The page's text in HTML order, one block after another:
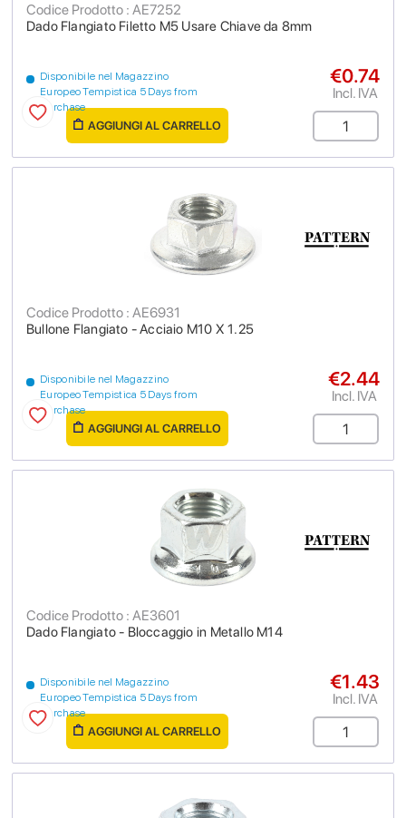
Dado Flangiato Filetto M5 Usare Chiave da 8mm
Codice Prodotto : AE7252
Disponibile nel Magazzino
Europeo Tempistica 5 Days from
purchase
€0.74
Incl. IVA
AGGIUNGI AL CARRELLO
Bullone Flangiato - Acciaio M10 X 1.25
Codice Prodotto : AE6931
Disponibile nel Magazzino
Europeo Tempistica 5 Days from
purchase
€2.44
Incl. IVA
AGGIUNGI AL CARRELLO
Dado Flangiato - Bloccaggio in Metallo M14
Codice Prodotto : AE3601
Disponibile nel Magazzino
Europeo Tempistica 5 Days from
purchase
€1.43
Incl. IVA
AGGIUNGI AL CARRELLO